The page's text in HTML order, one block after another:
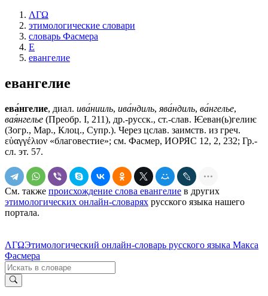
ΛΓΩ
этимологические словари
словарь Фасмера
Е
евангелие
евангелие
ева́нгелие, диал. ива́нииль, ива́ндиль, ява́ндиль, ва́нгелье,
вая́нгелье (Преобр. I, 211), др.-русск., ст.-слав. Ѥеван(ь)гелиѥ
(Зогр., Мар., Клоц., Супр.). Через цслав. заимств. из греч.
εὑαγγέλιον «благовестие»; см. Фасмер, ИОРЯС 12, 2, 232; Гр.-
сл. эт. 57.
См. также происхождение слова евангелие в других
этимологических онлайн-словарях русского языка нашего
портала.
ΛΓΩЭтимологический онлайн-словарь русского языка Макса
Фасмера